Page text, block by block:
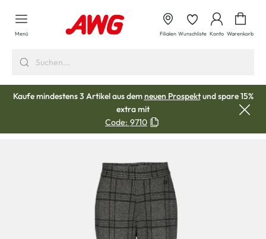
springen
Menü Filialen Wunschliste Konto Warenkorb
Kaufe mindestens 3 Artikel aus demneuen Prospektund spare 15%
extra mit
Code: 9710